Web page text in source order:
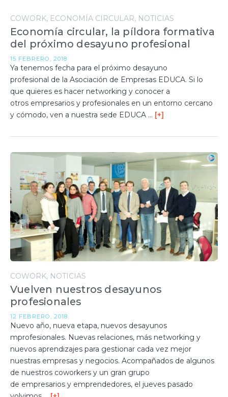
COWORK ECONOMÍA CIRCULAR NOTICIAS
Economía circular, la píldora formativa
del próximo desayuno profesional
15 FEBRERO, 2018
Ya tenemos fecha para el próximo desayuno
profesional de la Asociación de Empresas EDUCA. Si lo
que quieres es hacer networking y conocer a
otros empresarios y profesionales en un entorno cercano
y cómodo, ven a nuestra sede EDUCA … [+]
COWORK NOTICIAS
Vuelven nuestros desayunos
profesionales
12 FEBRERO, 2018
Nuevo año, nueva etapa, nuevos desayunos
mprofesionales. Nuevas relaciones, más networking y
nuevos aprendizajes para gestionar cada vez mejor
nuestras empresas y negocios. Acompañados de algunos
de nuestros coworkers y un gran grupo
de empresarios y emprendedores, el jueves pasado